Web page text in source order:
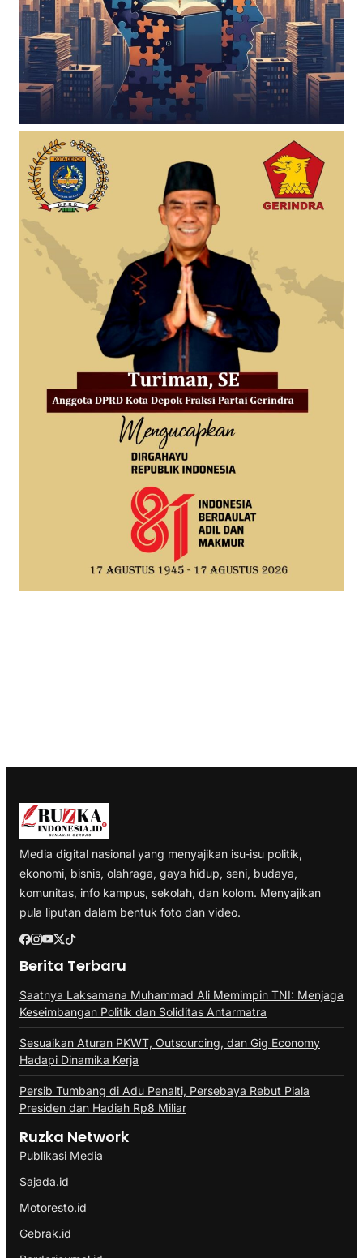
Media digital nasional yang menyajikan isu-isu politik,
ekonomi, bisnis, olahraga, gaya hidup, seni, budaya,
komunitas, info kampus, sekolah, dan kolom. Menyajikan
pula liputan dalam bentuk foto dan video.
Berita Terbaru
Saatnya Laksamana Muhammad Ali Memimpin TNI: Menjaga
Keseimbangan Politik dan Soliditas Antarmatra
Sesuaikan Aturan PKWT, Outsourcing, dan Gig Economy
Hadapi Dinamika Kerja
Persib Tumbang di Adu Penalti, Persebaya Rebut Piala
Presiden dan Hadiah Rp8 Miliar
Ruzka Network
Publikasi Media
Sajada.id
Motoresto.id
Gebrak.id